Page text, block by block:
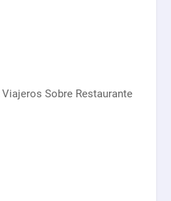
Sobre Restaurante